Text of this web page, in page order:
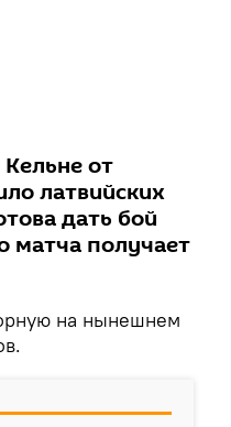
от
латвийских
дать бой
матча получает
на нынешнем